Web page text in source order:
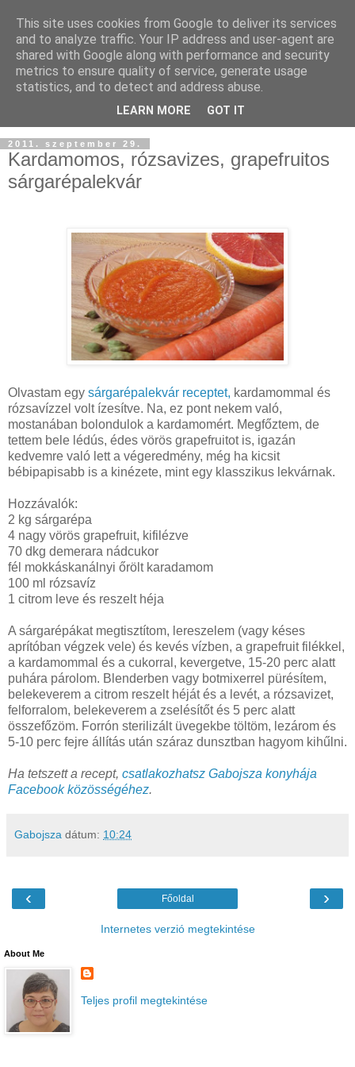
2011. szeptember 29.
Kardamomos, rózsavizes, grapefruitos
sárgarépalekvár
Olvastam egy sárgarépalekvár receptet, kardamommal és
rózsavízzel volt ízesítve. Na, ez pont nekem való,
mostanában bolondulok a kardamomért. Megfőztem, de
tettem bele lédús, édes vörös grapefruitot is, igazán
kedvemre való lett a végeredmény, még ha kicsit
bébipapisabb is a kinézete, mint egy klasszikus lekvárnak.
Hozzávalók:
2 kg sárgarépa
4 nagy vörös grapefruit, kifilézve
70 dkg demerara nádcukor
fél mokkáskanálnyi őrölt karadamom
100 ml rózsavíz
1 citrom leve és reszelt héja
A sárgarépákat megtisztítom, lereszelem (vagy késes
aprítóban végzek vele) és kevés vízben, a grapefruit filékkel,
a kardamommal és a cukorral, kevergetve, 15-20 perc alatt
puhára párolom. Blenderben vagy botmixerrel pürésítem,
belekeverem a citrom reszelt héját és a levét, a rózsavizet,
felforralom, belekeverem a zselésítőt és 5 perc alatt
összefőzöm. Forrón sterilizált üvegekbe töltöm, lezárom és
5-10 perc fejre állítás után száraz dunsztban hagyom kihűlni.
Ha tetszett a recept, csatlakozhatsz Gabojsza konyhája
Facebook közösségéhez.
Gabojsza dátum: 10:24
‹ ›
Főoldal
Internetes verzió megtekintése
About Me
Teljes profil megtekintése
This site uses cookies from Google to deliver its services
and to analyze traffic. Your IP address and user-agent are
shared with Google along with performance and security
metrics to ensure quality of service, generate usage
statistics, and to detect and address abuse.
LEARN MORE GOT IT